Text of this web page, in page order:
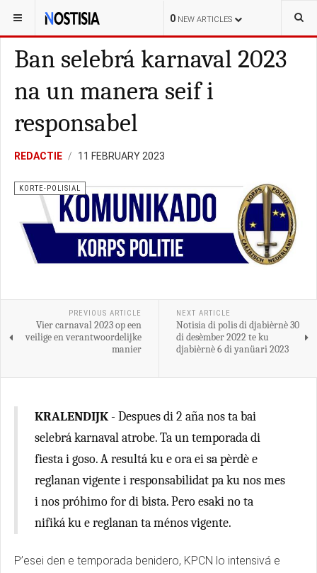
0 NEW ARTICLES
YOU ARE HERE: BONAIRE KORTE-POLISIAL
Ban selebrá karnaval 2023
na un manera seif i
responsabel
REDACTIE 11 FEBRUARY 2023
KORTE-POLISIAL
PREVIOUS ARTICLE
Vier carnaval 2023 op een
veilige en verantwoordelijke
manier
NEXT ARTICLE
Notisia di polis di djabièrnè 30
di desèmber 2022 te ku
djabièrnè 6 di yanüari 2023
KRALENDIJK- Despues di 2 aña nos ta bai
selebrá karnaval atrobe. Ta un temporada di
fiesta i goso. A resultá ku e ora ei sa pèrdè e
reglanan vigente i responsabilidat pa ku nos mes
i nos próhimo for di bista. Pero esaki no ta
nifiká ku e reglanan ta ménos vigente.
P’esei den e temporada benidero, KPCN lo intensivá e